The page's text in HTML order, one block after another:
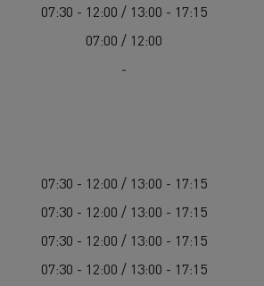
07:30 - 12:00 / 13:00 - 17:15
07:00 / 12:00
-
07:30 - 12:00 / 13:00 - 17:15
07:30 - 12:00 / 13:00 - 17:15
07:30 - 12:00 / 13:00 - 17:15
07:30 - 12:00 / 13:00 - 17:15